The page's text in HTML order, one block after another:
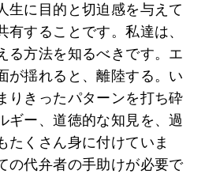
生に目的と切迫感を与えて
有することです。私達は、
る方法を知るべきです。エ
が揺れると、離陸する。い
りきったパターンを打ち砕
ギー、道徳的な知見を、過
たくさん身に付けていま
の代弁者の手助けが必要で